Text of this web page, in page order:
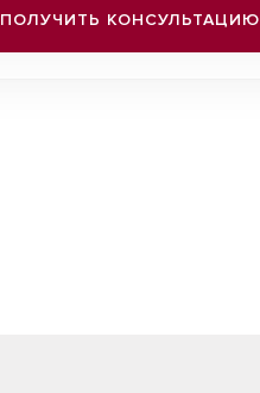
ПОЛУЧИТЬ КОНСУЛЬТАЦИЮ